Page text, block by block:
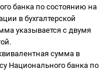
банка по состоянию на
в бухгалтерской
указывается с двумя
сумма в
Национального банка по